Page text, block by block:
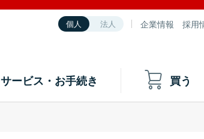
個人 法人 企業情報 採用
サービス・お手続き 買う